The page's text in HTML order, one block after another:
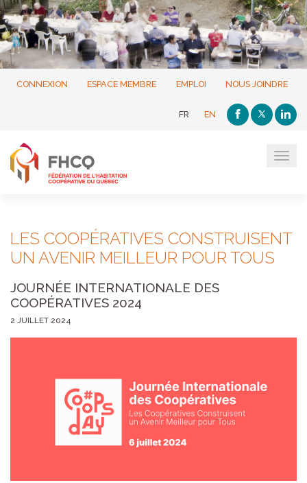
CONNEXION ESPACE MEMBRE EMPLOI NOUS JOINDRE
FR EN
LES COOPÉRATIVES CONSTRUISENT
UN AVENIR MEILLEUR POUR TOUS
JOURNÉE INTERNATIONALE DES
COOPÉRATIVES 2024
2 JUILLET 2024